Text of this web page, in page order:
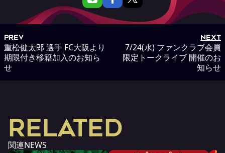
PREV
重松健太郎 選手 FC大阪より
期限付き移籍加入のお知ら
せ
NEXT
7/24(水) ファンクラブ会員
限定トークライブ 開催のお
知らせ
RELATED
関連NEWS